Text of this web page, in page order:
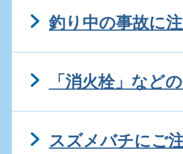
釣り中の事故に
「消火栓」など
スズメバチにご